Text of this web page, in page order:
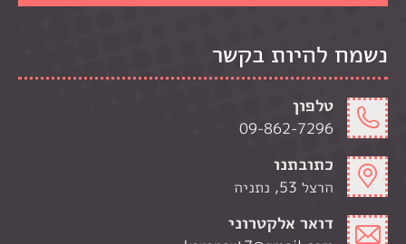
נשמח להיות בקשר
טלפון
09-862-7296
כתובתנו
הרצל 53, נתניה
דואר אלקטרוני